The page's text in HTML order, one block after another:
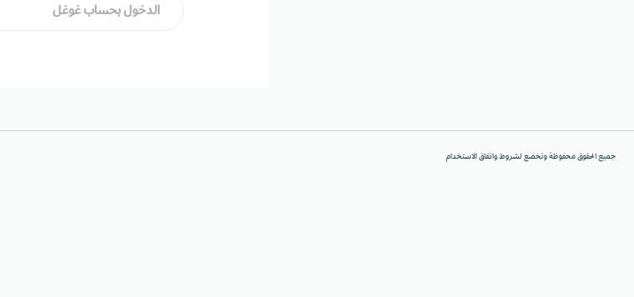
الدخول بحساب غوغل
جميع الحقوق محفوظة وتخضع لشروط واتفاق الاستخدام